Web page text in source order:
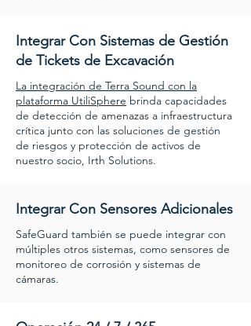
Integrar Con Sistemas de Gestión
de Tickets de Excavación
La integración de Terra Sound con la
plataforma UtiliSphere brinda capacidades
de detección de amenazas a infraestructura
crítica junto con las soluciones de gestión
de riesgos y protección de activos de
nuestro socio, Irth Solutions.
Integrar Con Sensores Adicionales
SafeGuard también se puede integrar con
múltiples otros sistemas, como sensores de
monitoreo de corrosión y sistemas de
cámaras.